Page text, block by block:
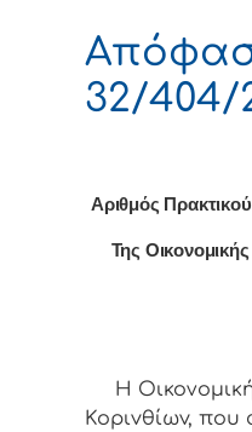
32/404/
Αριθμός
Της
Η
Κoριvθίωv, πoυ